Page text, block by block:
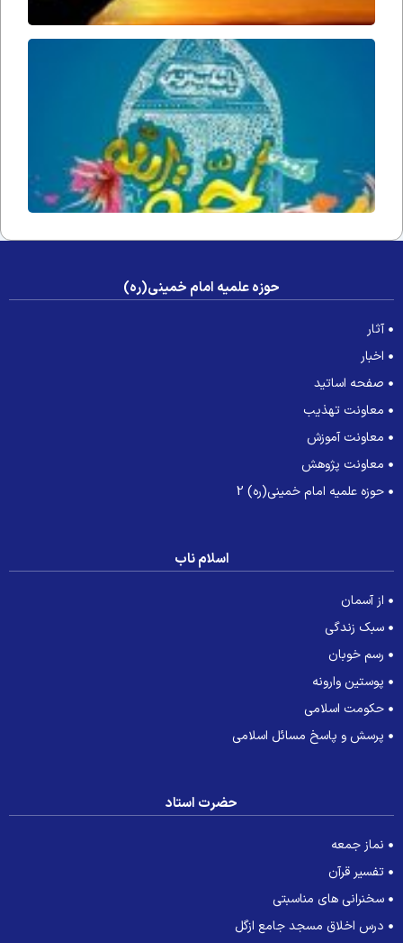
حُجّت
حوزه علمیه امام خمینی(ره)
آثار
اخبار
صفحه اساتید
معاونت تهذیب
معاونت آموزش
معاونت پژوهش
حوزه علمیه امام خمینی(ره) 2
اسلام ناب
از آسمان
سبک زندگی
رسم خوبان
پوستین وارونه
حکومت اسلامی
پرسش و پاسخ مسائل اسلامی
حضرت استاد
نماز جمعه
تفسیر قرآن
سخنرانی های مناسبتی
درس اخلاق مسجد جامع ازگل